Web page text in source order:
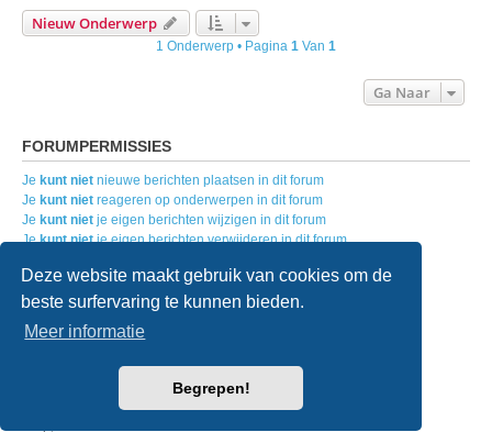
Deze website maakt gebruik van cookies om de
beste surfervaring te kunnen bieden.
Meer informatie
Begrepen!
Nieuw Onderwerp
1 Onderwerp • Pagina 1 Van 1
Ga Naar
FORUMPERMISSIES
Je kunt niet nieuwe berichten plaatsen in dit forum
Je kunt niet reageren op onderwerpen in dit forum
Je kunt niet je eigen berichten wijzigen in dit forum
Jekunt nietje eigen berichten verwijderen in dit forum
Home Forumoverzicht
® Forum Software © phpBB Limited
phpBB.nl.
created by INVENTEA & v12mike